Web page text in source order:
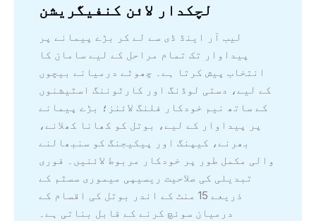
لچکدار لائن کنفیگریشن
لیب آر اینڈ ڈی سے لے کر بڑے پیمانے پر
پیداوار تک تمام مراحل کے لیے سامان کا
انتخاب پیش کرتا ہے۔ چھوٹے درمیانے بیچوں
کے لیے، دستی لوڈنگ اور کارٹوننگ اسٹیشنوں
کے ساتھ نیم خودکار فلنگ لائنز؛ بڑے پیمانے
پر پیداوار کے لیے، بوتل کو کھانا کھلانے،
بھرنے، کیپنگ اور پیکیجنگ کو سنبھالنے
والی مکمل طور پر خودکار مربوط لائنیں۔ فوری
تبدیلی کی صلاحیت ریسیپی میموری سسٹم کے
ذریعے 15 منٹ کے اندر بوتل کی اقسام کے
درمیان سوئچ کرنے کے قابل بناتی ہے۔